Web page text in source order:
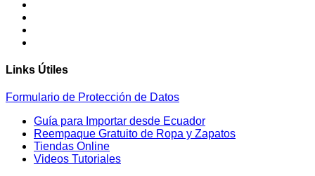
Links Útiles
Formulario de Protección de Datos
Guía para Importar desde Ecuador
Reempaque Gratuito de Ropa y Zapatos
Tiendas Online
Videos Tutoriales